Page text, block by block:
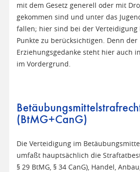
mit dem Gesetz generell oder mit
gekommen sind und unter das
fallen; hier sind bei der Verteidigung
Punkte zu berücksichtigen. Denn der
Erziehungsgedanke steht hier auch
im Vordergrund.
(BtMG+CanG)
Die Verteidigung im
umfaßt hauptsächlich die
§ 29 BtMG, § 34 CanG), Handel,